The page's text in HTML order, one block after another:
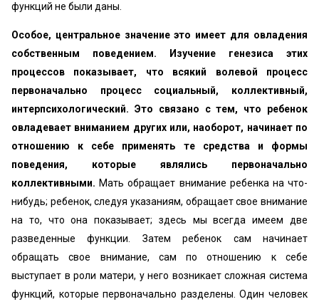
функций не были даны.
Особое, центральное значение это имеет для овладения
собственным поведением. Изучение генезиса этих
процессов показывает, что всякий волевой процесс
первоначально процесс социальный, коллективный,
интерпсихологический. Это связано с тем, что ребенок
овладевает вниманием других или, наоборот, начинает по
отношению к себе применять те средства и формы
поведения, которые являлись первоначально
коллективными. Мать обращает внимание ребенка на что-
нибудь; ребенок, следуя указаниям, обращает свое внимание
на то, что она показывает; здесь мы всегда имеем две
разведенные функции. Затем ребенок сам начинает
обращать свое внимание, сам по отношению к себе
выступает в роли матери, у него возникает сложная система
функций, которые первоначально разделены. Один человек